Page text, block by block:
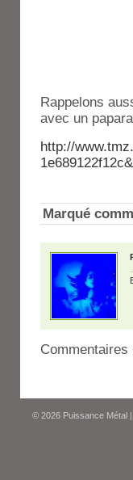
Rappelons
avec un
http://
Marqué
Commentaires
© 2026 Puissance Métal |